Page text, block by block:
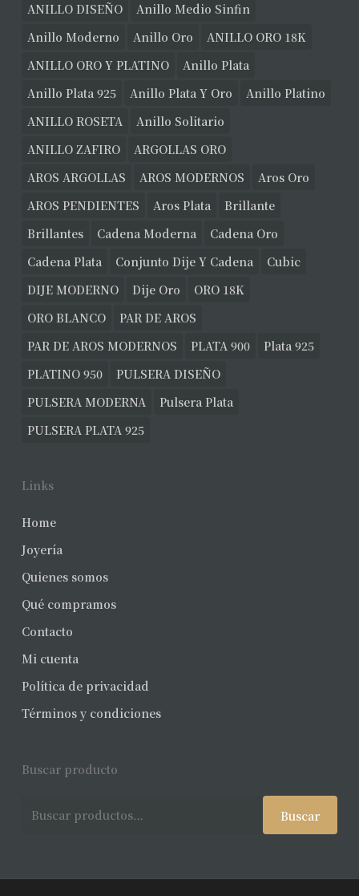
ANILLO DISEÑO
Anillo Medio Sinfin
Anillo Moderno
Anillo Oro
ANILLO ORO 18K
ANILLO ORO Y PLATINO
Anillo Plata
Anillo Plata 925
Anillo Plata Y Oro
Anillo Platino
ANILLO ROSETA
Anillo Solitario
ANILLO ZAFIRO
ARGOLLAS ORO
AROS ARGOLLAS
AROS MODERNOS
Aros Oro
AROS PENDIENTES
Aros Plata
Brillante
Brillantes
Cadena Moderna
Cadena Oro
Cadena Plata
Conjunto Dije Y Cadena
Cubic
DIJE MODERNO
Dije Oro
ORO 18K
ORO BLANCO
PAR DE AROS
PAR DE AROS MODERNOS
PLATA 900
Plata 925
PLATINO 950
PULSERA DISEÑO
PULSERA MODERNA
Pulsera Plata
PULSERA PLATA 925
Links
Home
Joyería
Quienes somos
Qué compramos
Contacto
Mi cuenta
Política de privacidad
Términos y condiciones
Buscar producto
Buscar